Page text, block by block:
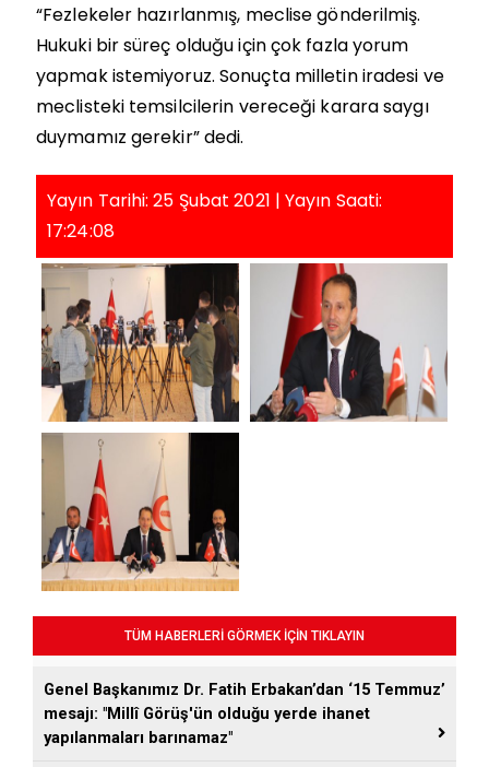
“Fezlekeler hazırlanmış, meclise gönderilmiş.
Hukuki bir süreç olduğu için çok fazla yorum
yapmak istemiyoruz. Sonuçta milletin iradesi ve
meclisteki temsilcilerin vereceği karara saygı
duymamız gerekir” dedi.
Yayın Tarihi: 25 Şubat 2021 | Yayın Saati:
17:24:08
TÜM HABERLERİ GÖRMEK İÇİN TIKLAYIN
Genel Başkanımız Dr. Fatih Erbakan’dan ‘15 Temmuz’
mesajı: "Millî Görüş'ün olduğu yerde ihanet
yapılanmaları barınamaz"